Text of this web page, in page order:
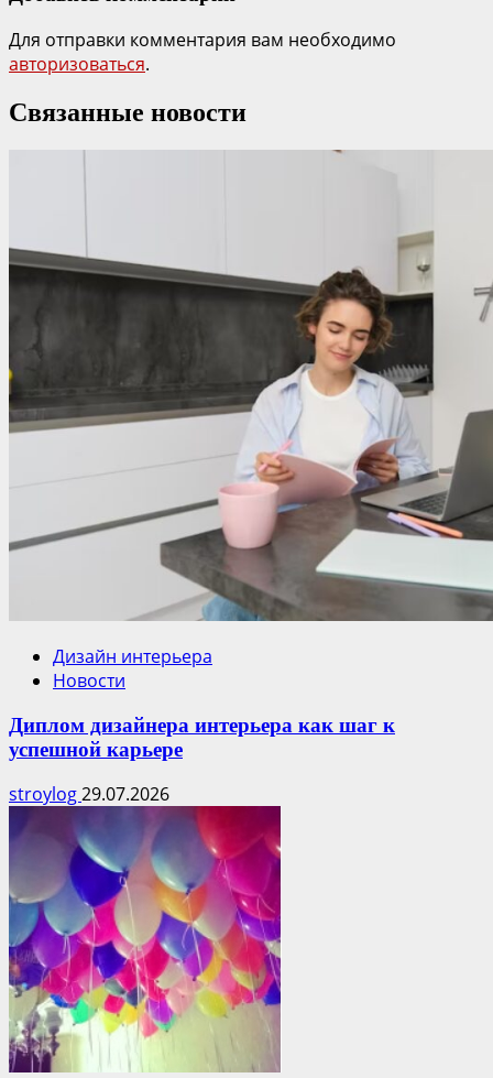
Для отправки комментария вам необходимо
авторизоваться.
Связанные новости
Дизайн интерьера
Новости
Диплом дизайнера интерьера как шаг к
успешной карьере
stroylog29.07.2026